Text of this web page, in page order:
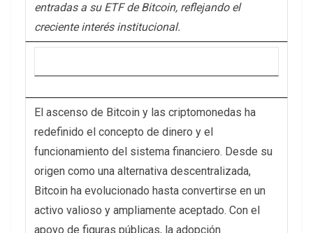
entradas a su ETF de Bitcoin, reflejando el
creciente interés institucional.
El ascenso de Bitcoin y las criptomonedas ha
redefinido el concepto de dinero y el
funcionamiento del sistema financiero. Desde su
origen como una alternativa descentralizada,
Bitcoin ha evolucionado hasta convertirse en un
activo valioso y ampliamente aceptado. Con el
apoyo de figuras públicas, la adopción